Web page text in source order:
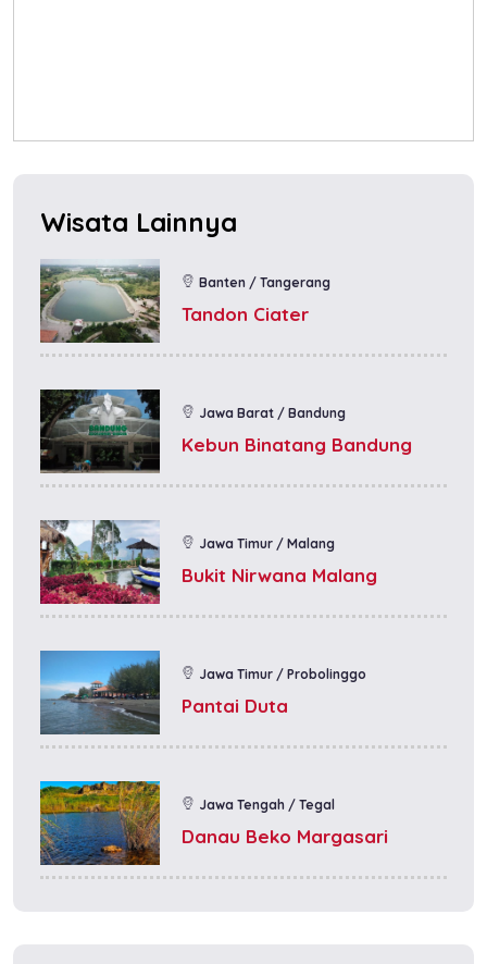
Wisata Lainnya
Banten / Tangerang
Tandon Ciater
Jawa Barat / Bandung
Kebun Binatang Bandung
Jawa Timur / Malang
Bukit Nirwana Malang
Jawa Timur / Probolinggo
Pantai Duta
Jawa Tengah / Tegal
Danau Beko Margasari